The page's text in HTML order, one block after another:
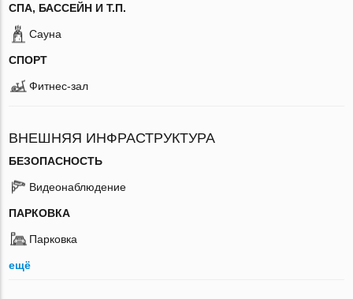
СПА, БАССЕЙН И Т.П.
Сауна
СПОРТ
Фитнес-зал
ВНЕШНЯЯ ИНФРАСТРУКТУРА
БЕЗОПАСНОСТЬ
Видеонаблюдение
ПАРКОВКА
Парковка
ещё